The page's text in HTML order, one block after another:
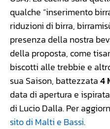
qualche “inserimento
riduzioni di birra,
presenza della nostra
della proposta, come
biscotti alle trebbie e
sua Saison, battezzata4
data di apertura e
di Lucio Dalla. Per
sito di Malti e Bassi.